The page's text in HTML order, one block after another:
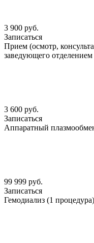
3 900 руб.
Записаться
Прием (осмотр,
заведующего
3 600 руб.
Записаться
Аппаратный
99 999 руб.
Записаться
Гемодиализ (1 процедура)